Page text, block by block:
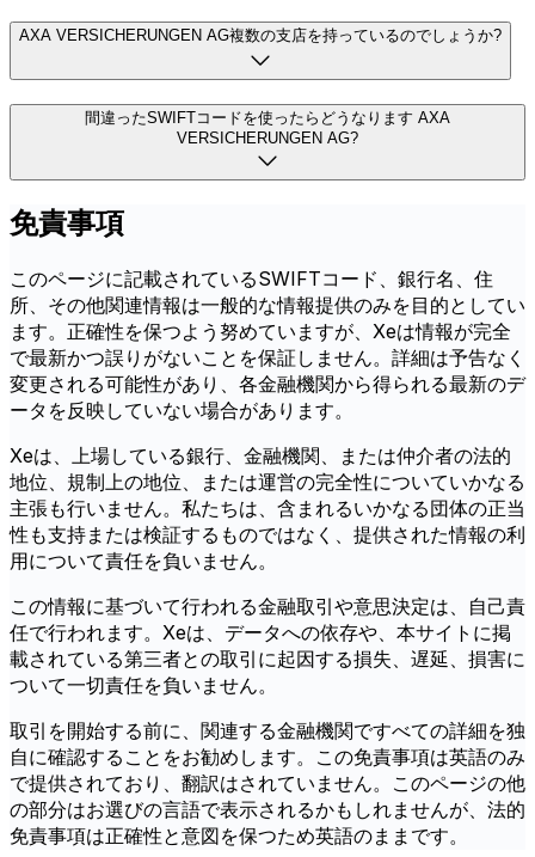
AXA VERSICHERUNGEN AG複数の支店を持っているのでしょうか?
間違ったSWIFTコードを使ったらどうなります AXA
VERSICHERUNGEN AG?
免責事項
このページに記載されているSWIFTコード、銀行名、住
所、その他関連情報は一般的な情報提供のみを目的としてい
ます。正確性を保つよう努めていますが、Xeは情報が完全
で最新かつ誤りがないことを保証しません。詳細は予告なく
変更される可能性があり、各金融機関から得られる最新のデ
ータを反映していない場合があります。
Xeは、上場している銀行、金融機関、または仲介者の法的
地位、規制上の地位、または運営の完全性についていかなる
主張も行いません。私たちは、含まれるいかなる団体の正当
性も支持または検証するものではなく、提供された情報の利
用について責任を負いません。
この情報に基づいて行われる金融取引や意思決定は、自己責
任で行われます。Xeは、データへの依存や、本サイトに掲
載されている第三者との取引に起因する損失、遅延、損害に
ついて一切責任を負いません。
取引を開始する前に、関連する金融機関ですべての詳細を独
自に確認することをお勧めします。この免責事項は英語のみ
で提供されており、翻訳はされていません。このページの他
の部分はお選びの言語で表示されるかもしれませんが、法的
免責事項は正確性と意図を保つため英語のままです。